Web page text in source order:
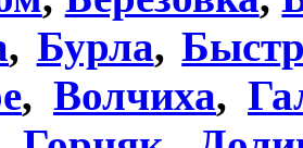
, Бурла,
, Волчиха,